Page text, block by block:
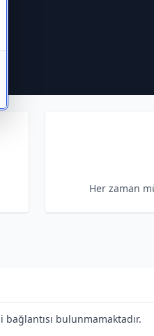
Her zaman
bulunmamaktadır.